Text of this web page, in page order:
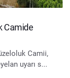
Camide
Camii,
uyarı s...